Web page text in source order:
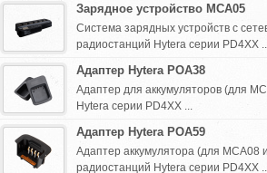
Зарядное устройство MCA05
Система зарядных устройств с
радиостанций Hytera серии PD4XX
Адаптер Hytera POA38
Адаптер для аккумуляторов (для
Hytera серии PD4XX ...
Адаптер Hytera POA59
Адаптер аккумулятора (для MCA08
радиостанций Hytera серии PD4XX